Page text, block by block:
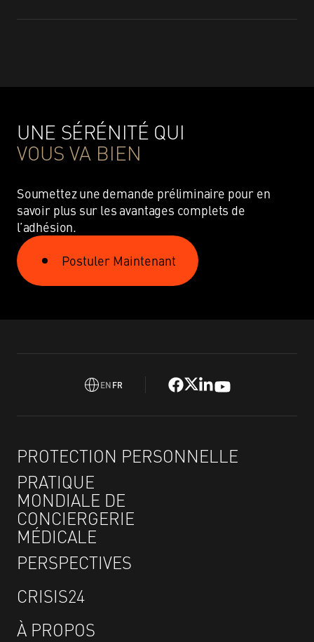
UNE SÉRÉNITÉ QUI
VOUS VA BIEN
Soumettez une demande préliminaire pour en
savoir plus sur les avantages complets de
l’adhésion.
Postuler Maintenant
ENFR
PROTECTION PERSONNELLE
PRATIQUE
MONDIALE DE
CONCIERGERIE
MÉDICALE
PERSPECTIVES
CRISIS24
À PROPOS